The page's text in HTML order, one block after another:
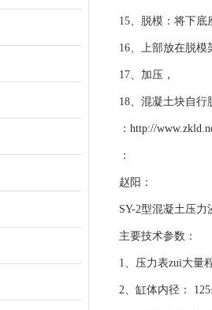
15、脱模：将下底
16、上部放在脱模
17、加压，
18、混凝土块自行
： http://
：
赵阳：
SY-2型混凝土压
主要技术参数：
1、压力表zui大量
2、缸体内径：